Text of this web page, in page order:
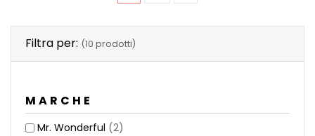
Filtra per: (10 prodotti)
MARCHE
Mr. Wonderful (2)